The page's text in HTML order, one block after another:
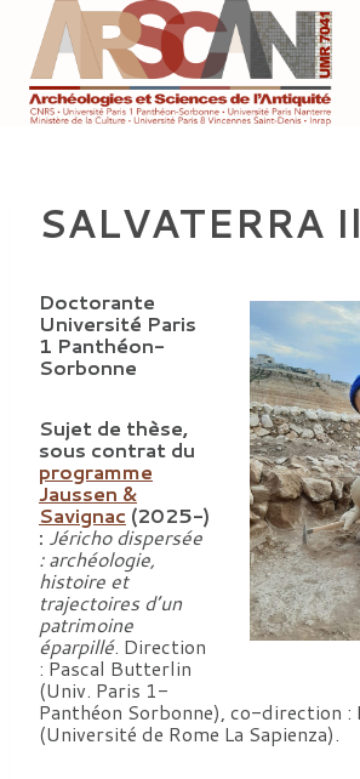
contenu
SALVATERRA
Doctorante
Université Paris
1 Panthéon-
Sorbonne
Sujet de thèse,
sous contrat du
programme
Jaussen &
Savignac (2025-)
: Jéricho dispersée
: archéologie,
histoire et
trajectoires d’un
patrimoine
éparpillé. Direction
: Pascal Butterlin
(Univ. Paris 1-
Panthéon Sorbonne), co-direction :
(Université de Rome La Sapienza).